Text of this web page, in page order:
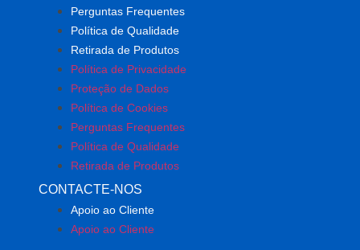
Perguntas Frequentes
Política de Qualidade
Retirada de Produtos
Política de Privacidade
Proteção de Dados
Política de Cookies
Perguntas Frequentes
Política de Qualidade
Retirada de Produtos
CONTACTE-NOS
Apoio ao Cliente
Apoio ao Cliente